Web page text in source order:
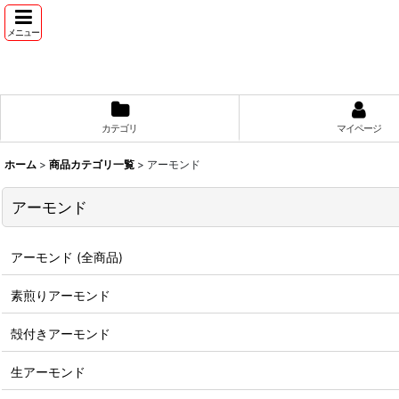
メニュー
カテゴリ マイページ
ホーム > 商品カテゴリ一覧 > アーモンド
アーモンド
アーモンド (全商品)
素煎りアーモンド
殻付きアーモンド
生アーモンド